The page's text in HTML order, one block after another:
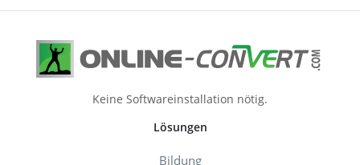
Keine Softwareinstallation nötig.
Lösungen
Bildung